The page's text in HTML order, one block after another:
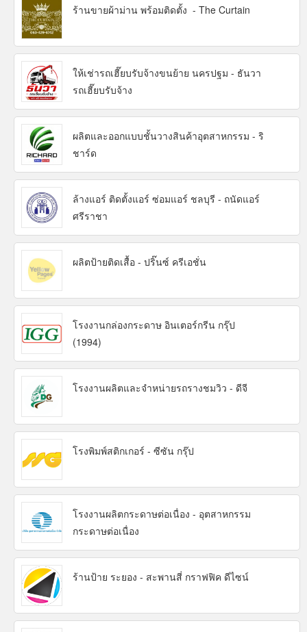
ร้านขายผ้าม่าน พร้อมติดตั้ง - The Curtain
ให้เช่ารถเฮี๊ยบรับจ้างขนย้าย นครปฐม - ธันวา
รถเฮี๊ยบรับจ้าง
ผลิตและออกแบบชั้นวางสินค้าอุตสาหกรรม - ริ
ชาร์ด
ล้างแอร์ ติดตั้งแอร์ ซ่อมแอร์ ชลบุรี - ถนัดแอร์
ศรีราชา
ผลิตป้ายติดเสื้อ - ปริ๊นซ์ ครีเอชั่น
โรงงานกล่องกระดาษ อินเตอร์กรีน กรุ๊ป
(1994)
โรงงานผลิตและจำหน่ายรถรางชมวิว - ดีจี
โรงพิมพ์สติกเกอร์ - ซีซัน กรุ๊ป
โรงงานผลิตกระดาษต่อเนื่อง - อุตสาหกรรม
กระดาษต่อเนื่อง
ร้านป้าย ระยอง - สะพานสี่ กราฟฟิค ดีไซน์